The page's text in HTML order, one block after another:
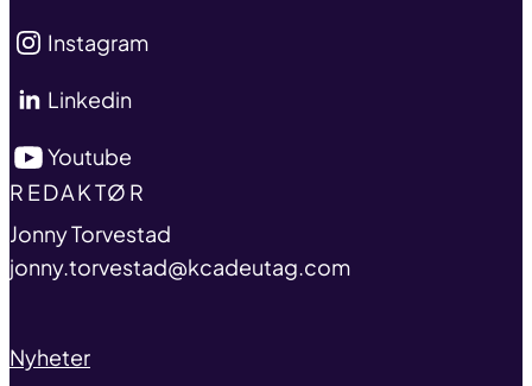
Instagram
Linkedin
Youtube
TITLE
REDAKTØR
name
Jonny Torvestad
email
jonny.torvestad@kcadeutag.com
Nyheter